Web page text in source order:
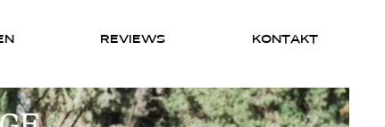
REVIEWS KONTAKT